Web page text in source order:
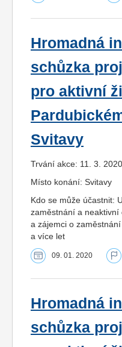
Hromadná
schůzka
pro aktivní
Svitavy
Trvání akce: 11. 3. 2020
Místo konání: Svitavy
Kdo se může účastnit:
zaměstnání a neaktivní
a zájemci o
a více let
09. 01. 2020
Hromadná
schůzka